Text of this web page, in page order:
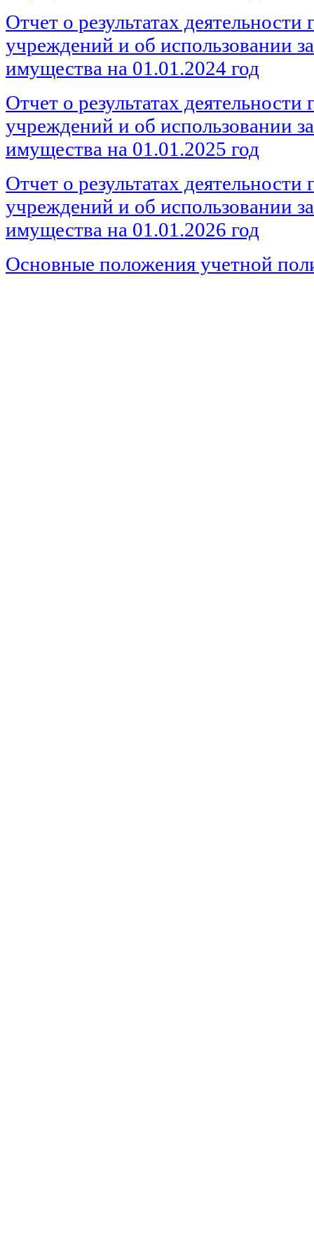
Отчет о результатах деятельности
учреждений и об использовании
имущества на 01.01.2024 год
Отчет о результатах деятельности
учреждений и об использовании
имущества на 01.01.2025 год
Отчет о результатах деятельности
учреждений и об использовании
имущества на 01.01.2026 год
Основные положения учетной